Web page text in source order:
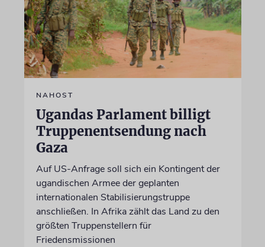
NAHOST
Ugandas Parlament billigt
Truppenentsendung nach
Gaza
Auf US-Anfrage soll sich ein Kontingent der
ugandischen Armee der geplanten
internationalen Stabilisierungstruppe
anschließen. In Afrika zählt das Land zu den
größten Truppenstellern für
Friedensmissionen